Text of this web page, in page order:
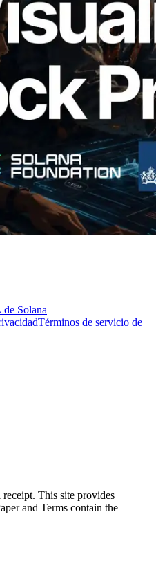
del tiempo de
por slot y del
Solana
Términos de servicio de
This site provides
and Terms contain the